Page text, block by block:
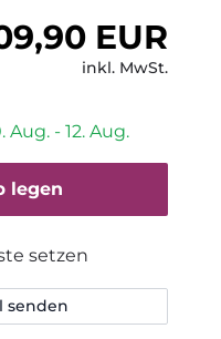
Preis
EUR
inkl. MwSt.
- 12. Aug.
legen
setzen
senden